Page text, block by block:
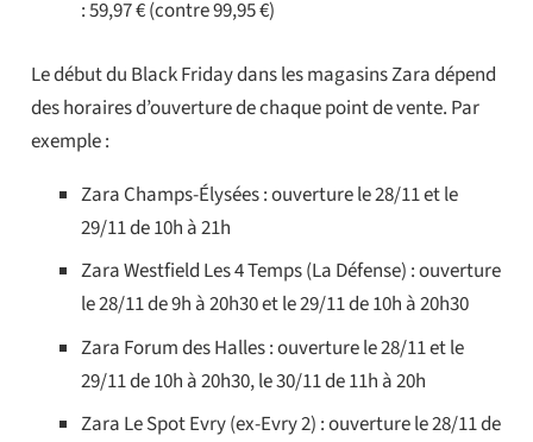
: 59,97 € (contre 99,95 €)
Le début du Black Friday dans les magasins Zara dépend
des horaires d’ouverture de chaque point de vente. Par
exemple :
Zara Champs-Élysées : ouverture le 28/11 et le
29/11 de 10h à 21h
Zara Westfield Les 4 Temps (La Défense) : ouverture
le 28/11 de 9h à 20h30 et le 29/11 de 10h à 20h30
Zara Forum des Halles : ouverture le 28/11 et le
29/11 de 10h à 20h30, le 30/11 de 11h à 20h
Zara Le Spot Evry (ex-Evry 2) : ouverture le 28/11 de